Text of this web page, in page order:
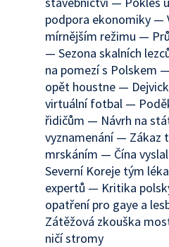
podpora ekonomiky —
mírnějším režimu —
— Sezona skalních
na pomezí s Polskem
opět houstne —
virtuální fotbal —
řidičům — Návrh na
vyznamenání — Zákaz
mrskáním — Čína
Severní Koreje tým
expertů — Kritika
opatření pro gaye a
Zátěžová zkouška
ničí stromy